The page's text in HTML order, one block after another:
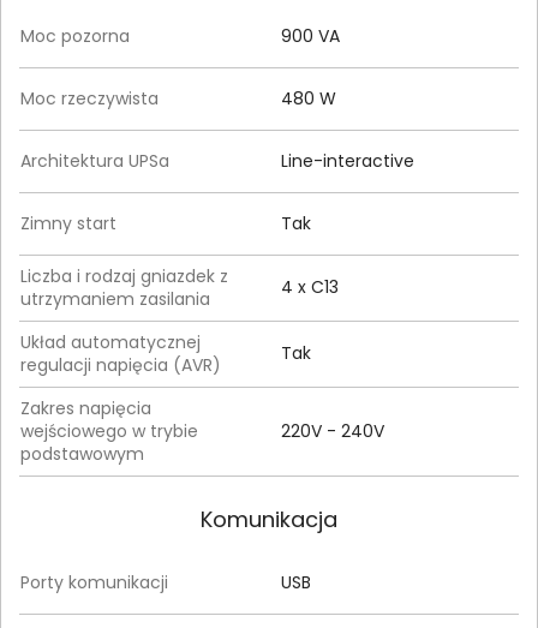
Moc pozorna 900 VA
Moc rzeczywista 480 W
Architektura UPSa Line-interactive
Zimny start Tak
Liczba i rodzaj gniazdek z
utrzymaniem zasilania
4 x C13
Układ automatycznej
regulacji napięcia (AVR)
Tak
Zakres napięcia
wejściowego w trybie
podstawowym
220V - 240V
Komunikacja
Porty komunikacji USB